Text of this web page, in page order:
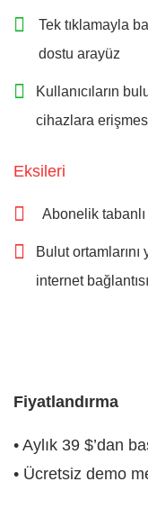
Tek tıklamayla
dostu arayüz
Kullanıcıların
cihazlara
Eksileri
Abonelik
Bulut
internet
Fiyatlandırma
• Aylık 39 $’dan
• Ücretsiz demo